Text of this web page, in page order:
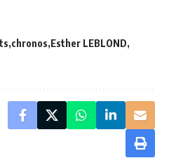
chronos Esther LEBLOND